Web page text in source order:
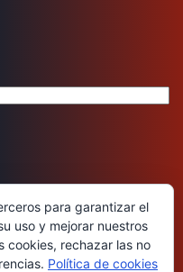
para garantizar el
uso y mejorar nuestros
cookies, rechazar las no
Política de cookies